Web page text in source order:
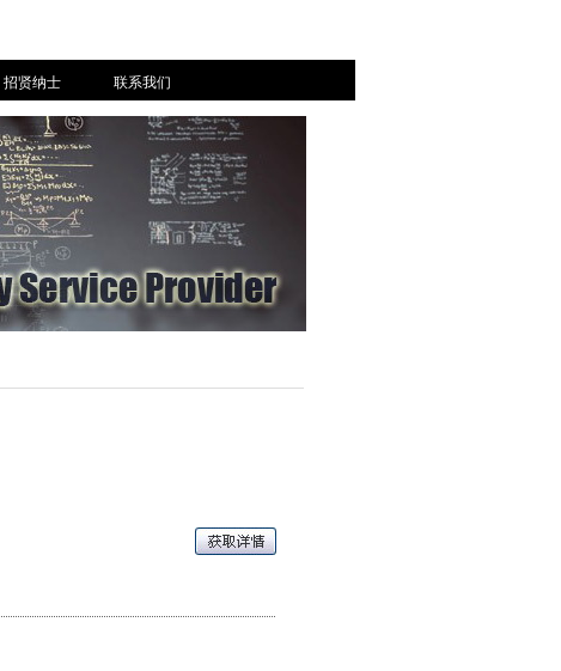
招贤纳士 联系我们